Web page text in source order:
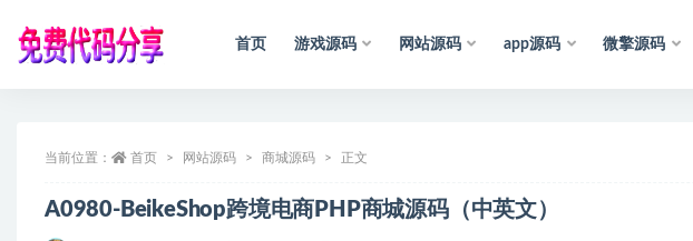
首页 游戏源码 网站源码 app源码 微擎源码
当前位置： 首页 网站源码 商城源码 正文
A0980-BeikeShop跨境电商PHP商城源码（中英文）
声 明 ：所有资源